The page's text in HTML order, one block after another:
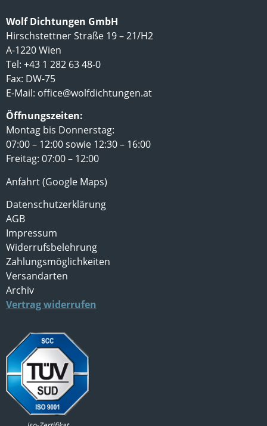
Wolf Dichtungen GmbH
Hirschstettner Straße 19 – 21/H2
A-1220 Wien
Tel: +43 1 282 63 48-0
Fax: DW-75
E-Mail: office@wolfdichtungen.at
Öffnungszeiten:
Montag bis Donnerstag:
07:00 – 12:00 sowie 12:30 – 16:00
Freitag: 07:00 – 12:00
Anfahrt (Google Maps)
Datenschutzerklärung
AGB
Impressum
Widerrufsbelehrung
Zahlungsmöglichkeiten
Versandarten
Archiv
Vertrag widerrufen